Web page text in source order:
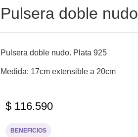
Pulsera doble nudo
Pulsera doble nudo. Plata 925
Medida: 17cm extensible a 20cm
$116.590
BENEFICIOS